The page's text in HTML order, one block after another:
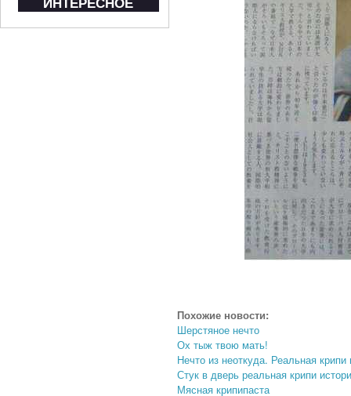
Похожие новости:
Шерстяное нечто
Ох тыж твою мать!
Нечто из неоткуда. Реальная крипи
Стук в дверь реальная крипи
Мясная крипипаста